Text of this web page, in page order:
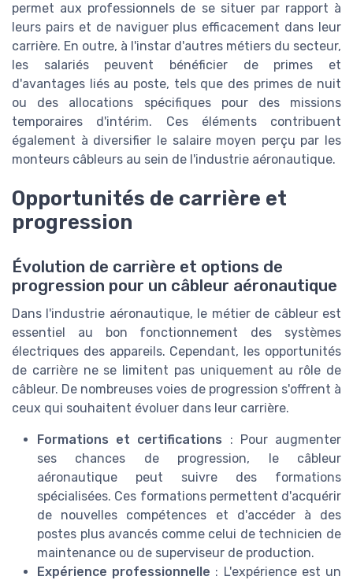
permet aux professionnels de se situer par rapport à
leurs pairs et de naviguer plus efficacement dans leur
carrière. En outre, à l'instar d'autres métiers du secteur,
les salariés peuvent bénéficier de primes et
d'avantages liés au poste, tels que des primes de nuit
ou des allocations spécifiques pour des missions
temporaires d'intérim. Ces éléments contribuent
également à diversifier le salaire moyen perçu par les
monteurs câbleurs au sein de l'industrie aéronautique.
Opportunités de carrière et
progression
Évolution de carrière et options de
progression pour un câbleur aéronautique
Dans l'industrie aéronautique, le métier de câbleur est
essentiel au bon fonctionnement des systèmes
électriques des appareils. Cependant, les opportunités
de carrière ne se limitent pas uniquement au rôle de
câbleur. De nombreuses voies de progression s'offrent à
ceux qui souhaitent évoluer dans leur carrière.
Formations et certifications : Pour augmenter
ses chances de progression, le câbleur
aéronautique peut suivre des formations
spécialisées. Ces formations permettent d'acquérir
de nouvelles compétences et d'accéder à des
postes plus avancés comme celui de technicien de
maintenance ou de superviseur de production.
Expérience professionnelle : L'expérience est un